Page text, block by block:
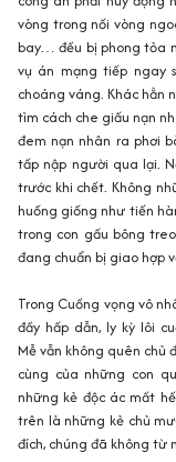
vòng trong nối vòng
bay… đều bị phong tỏa
vụ án mạng tiếp ngay
choáng váng. Khác hẳn
tìm cách che giấu nạn
đem nạn nhân ra phơi
tấp nập người qua lại.
trước khi chết. Không
huống giống như tiến
trong con gấu bông
đang chuẩn bị giao hợp
Trong Cuồng vọng vô
đầy hấp dẫn, ly kỳ lôi
Mễvẫn không quên chủ
cùng của những con
những kẻ độc ác mất
trên là những kẻ chủ
đích, chúng đã không từ